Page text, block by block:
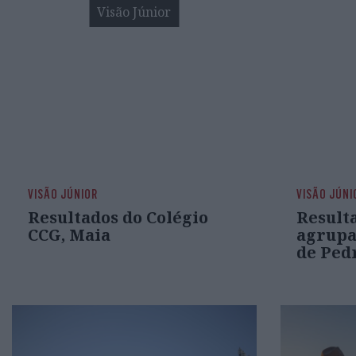
Visão Júnior
VISÃO JÚNIOR
Resultados do Colégio
CCG, Maia
VISÃO
de